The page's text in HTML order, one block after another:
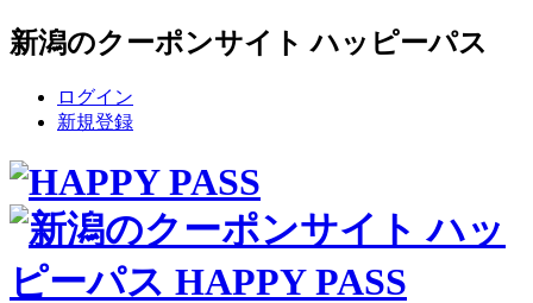
新潟のクーポンサイト ハッピーパス
ログイン
新規登録